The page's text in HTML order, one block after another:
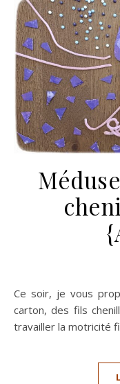
Ce soir, je vous propose de créer une méduse avec du
carton, des fils
travailler la motricité